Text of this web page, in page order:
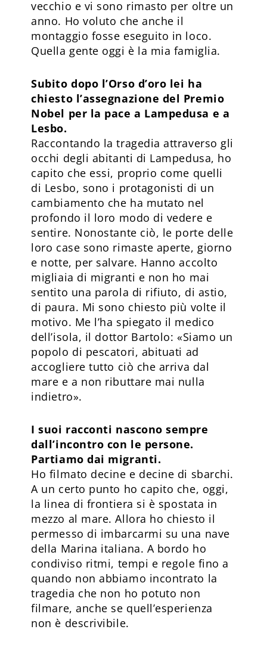
vecchio e vi sono rimasto per oltre un
anno. Ho voluto che anche il
montaggio fosse eseguito in loco.
Quella gente oggi è la mia famiglia.
Subito dopo l’Orso d’oro lei ha
chiesto l’assegnazione del Premio
Nobel per la pace a Lampedusa e a
Lesbo.
Raccontando la tragedia attraverso gli
occhi degli abitanti di Lampedusa, ho
capito che essi, proprio come quelli
di Lesbo, sono i protagonisti di un
cambiamento che ha mutato nel
profondo il loro modo di vedere e
sentire. Nonostante ciò, le porte delle
loro case sono rimaste aperte, giorno
e notte, per salvare. Hanno accolto
migliaia di migranti e non ho mai
sentito una parola di rifiuto, di astio,
di paura. Mi sono chiesto più volte il
motivo. Me l’ha spiegato il medico
dell’isola, il dottor Bartolo: «Siamo un
popolo di pescatori, abituati ad
accogliere tutto ciò che arriva dal
mare e a non ributtare mai nulla
indietro».
I suoi racconti nascono sempre
dall’incontro con le persone.
Partiamo dai migranti.
Ho filmato decine e decine di sbarchi.
A un certo punto ho capito che, oggi,
la linea di frontiera si è spostata in
mezzo al mare. Allora ho chiesto il
permesso di imbarcarmi su una nave
della Marina italiana. A bordo ho
condiviso ritmi, tempi e regole fino a
quando non abbiamo incontrato la
tragedia che non ho potuto non
filmare, anche se quell’esperienza
non è descrivibile.